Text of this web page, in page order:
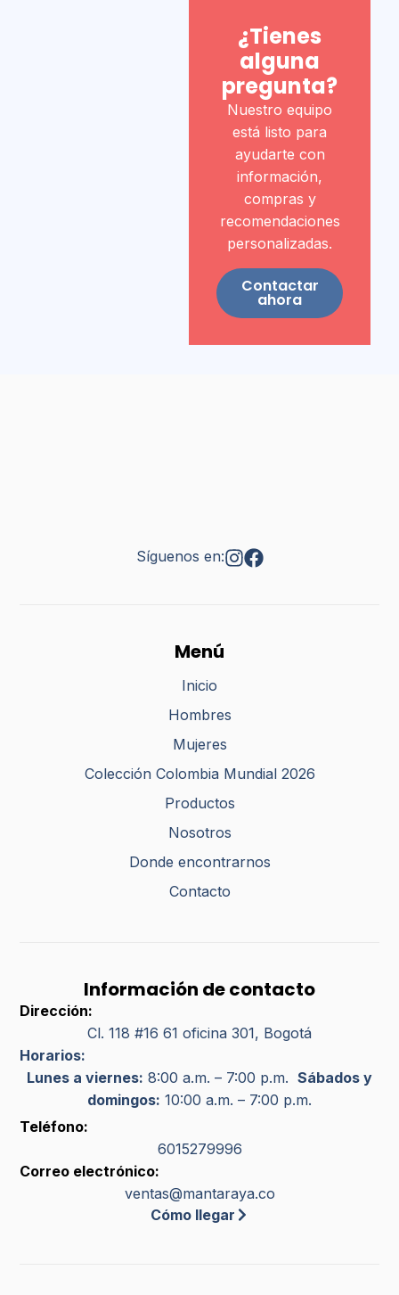
¿Tienes
alguna
pregunta?
Nuestro equipo
está listo para
ayudarte con
información,
compras y
recomendaciones
personalizadas.
Contactar
ahora
Síguenos en:
Menú
Inicio
Hombres
Mujeres
Colección Colombia Mundial 2026
Productos
Nosotros
Donde encontrarnos
Contacto
Información de contacto
Dirección:
Cl. 118 #16 61 oficina 301, Bogotá
Horarios:
Lunes a viernes: 8:00 a.m. – 7:00 p.m. Sábados y
domingos: 10:00 a.m. – 7:00 p.m.
Teléfono:
6015279996
Correo electrónico:
ventas@mantaraya.co
Cómo llegar